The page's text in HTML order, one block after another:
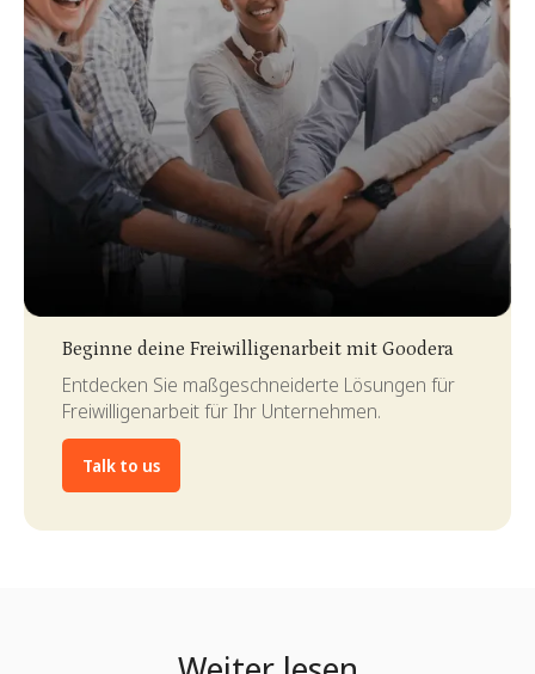
Beginne deine Freiwilligenarbeit mit Goodera
Entdecken Sie maßgeschneiderte Lösungen für
Freiwilligenarbeit für Ihr Unternehmen.
Talk to us